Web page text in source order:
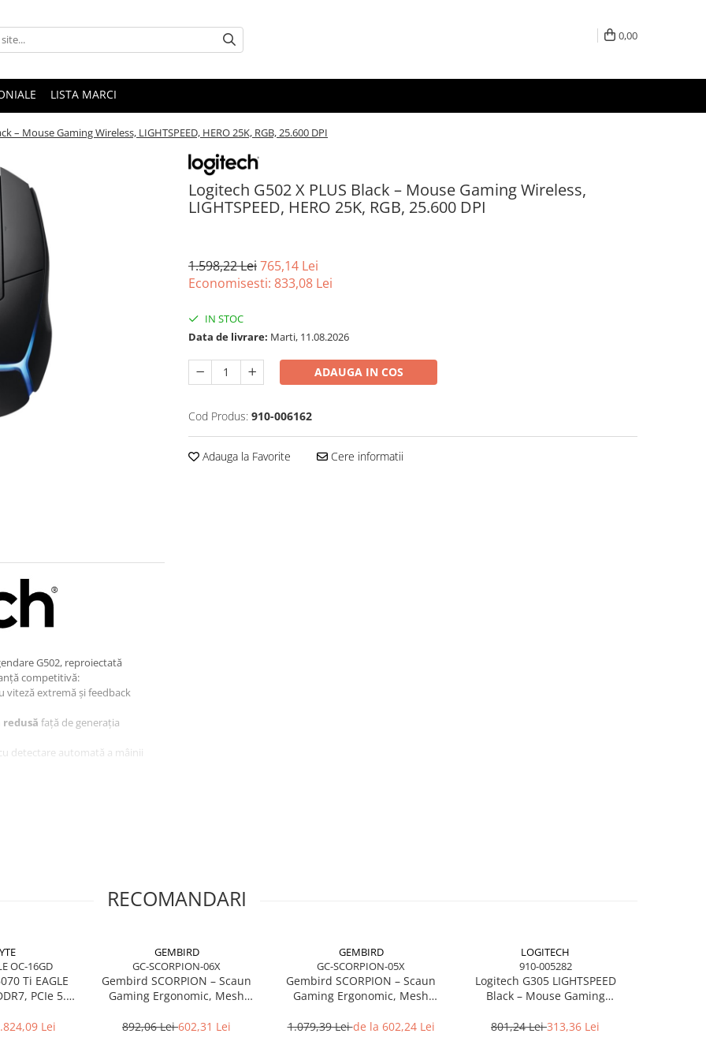
0,00
LISTA MARCI
– Mouse Gaming Wireless, LIGHTSPEED, HERO 25K, RGB, 25.600 DPI
Logitech G502 X PLUS Black – Mouse Gaming Wireless,
LIGHTSPEED, HERO 25K, RGB, 25.600 DPI
1.598,22 Lei765,14 Lei
Economisesti: 833,08 Lei
IN STOC
Data de livrare: Marti, 11.08.2026
ADAUGA IN COS
Cod Produs: 910-006162
Adauga la Favorite Cere informatii
G502, reproiectată
competitivă:
viteză extremă și feedback
față de generația
detectare automată a mâinii
fără smoothing, filtering sau
iar butonul
compatibil
RECOMANDARI
OC-16GD
Ti EAGLE
PCIe 5.0,
Lei
GEMBIRD
GC-SCORPION-06X
Gembird SCORPION – Scaun
Gaming Ergonomic, Mesh
Armrests, 160°
892,06 Lei602,31 Lei
GEMBIRD
GC-SCORPION-05X
Gembird SCORPION – Scaun
Gaming Ergonomic, Mesh
Armrests, 160°
1.079,39 Leide la 602,24 Lei
LOGITECH
910-005282
Logitech G305 LIGHTSPEED
Black – Mouse Gaming
1 ms
801,24 Lei313,36 Lei